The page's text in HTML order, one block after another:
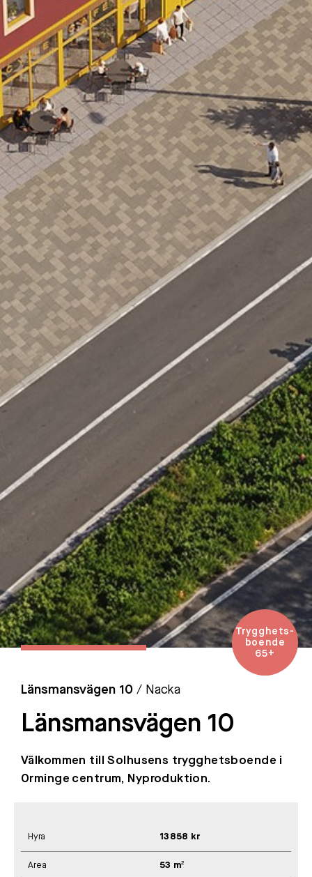
Trygghets-
boende
65+
Hyra 13858 kr
Area 53 m²
Länsmansvägen 10 / Nacka
Länsmansvägen 10
Välkommen till Solhusens trygghetsboende i
Orminge centrum, Nyproduktion.